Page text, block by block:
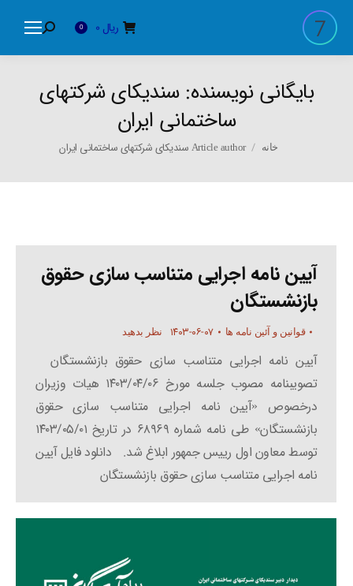
ریال 0
Search:
بایگانی نویسنده:سندیکای شرکتهای
ساختمانی ایران
You are here:
خانه Article author سندیکای شرکتهای ساختمانی ایران
آیین نامه اجرایی متناسب سازی حقوق
بازنشستگان
قوانین و آئین نامه ها ۱۴۰۳-۰۶-۰۷ نظر بدهید
آیین نامه اجرایی متناسب سازی حقوق بازنشستگان
تصویبنامه مصوب جلسه مورخ ۱۴۰۳/۰۴/۰۶ هیات وزیران
درخصوص «آیین نامه اجرایی متناسب سازی حقوق
بازنشستگان» طی نامه شماره ۶۸۹۶۹ در تاریخ ۱۴۰۳/۰۵/۰۱
توسط معاون اول رییس جمهور ابلاغ شد. دانلود فایل آیین
نامه اجرایی متناسب سازی حقوق بازنشستگان